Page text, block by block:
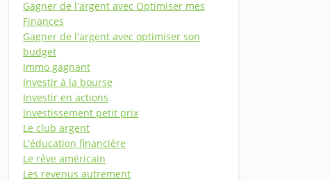
Gagner de l'argent avec Optimiser mes
Finances
Gagner de l'argent avec optimiser son
budget
Immo gagnant
Investir à la bourse
Investir en actions
Investissement petit prix
Le club argent
L'éducation financière
Le rêve américain
Les revenus autrement